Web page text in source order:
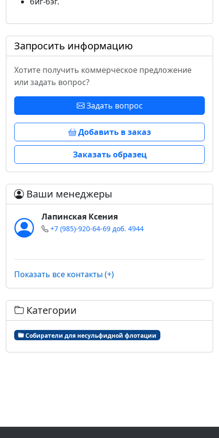
Запросить информацию
Хотите получить коммерческое предложение
или задать вопрос?
Задать вопрос
Добавить в заказ
Заказать образец
Ваши менеджеры
Лапинская Ксения
+7 (985)-920-64-69 доб. 4944
Показать все контакты (+)
Категории
Собиратели для несульфидной флотации